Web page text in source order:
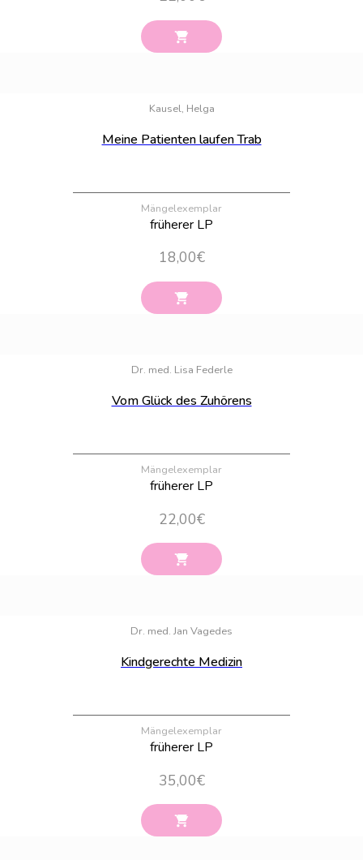
Kausel, Helga
Meine Patienten laufen Trab
Mängelexemplar
früherer LP
18,00€
Dr. med. Lisa Federle
Vom Glück des Zuhörens
Mängelexemplar
früherer LP
22,00€
Dr. med. Jan Vagedes
Kindgerechte Medizin
Mängelexemplar
früherer LP
35,00€